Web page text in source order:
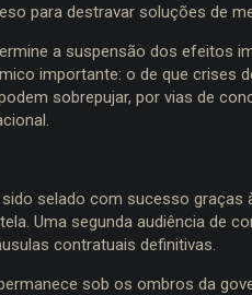
para destravar soluções de
a suspensão dos efeitos
importante: o de que crises
sobrepujar, por vias de
selado com sucesso graças
Uma segunda audiência de
contratuais definitivas.
sob os ombros da